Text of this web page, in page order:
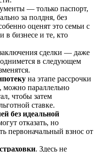
— только паспорт,
за полдня, без
оценят это семьи с
бизнесе и те, кто
сделки — даже
в следующем
на этапе рассрочки
можно параллельно
чтобы затем
ставке.
без идеальной
отказать, но
первоначальный взнос от
. Здесь не